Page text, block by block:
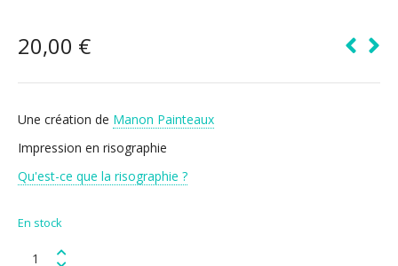
20,00 €
Une création de Manon Painteaux
Impression en risographie
Qu'est-ce que la risographie ?
En stock